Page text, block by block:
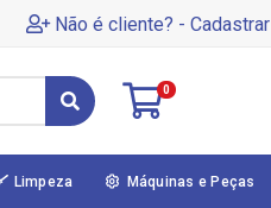
Não é cliente? - Cadastrar
0
Limpeza Máquinas e Peças